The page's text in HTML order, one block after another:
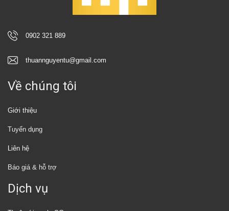
0902 321 889
thuannguyentu@gmail.com
Về chúng tôi
Giới thiệu
Tuyển dụng
Liên hệ
Báo giá & hỗ trợ
Dịch vụ